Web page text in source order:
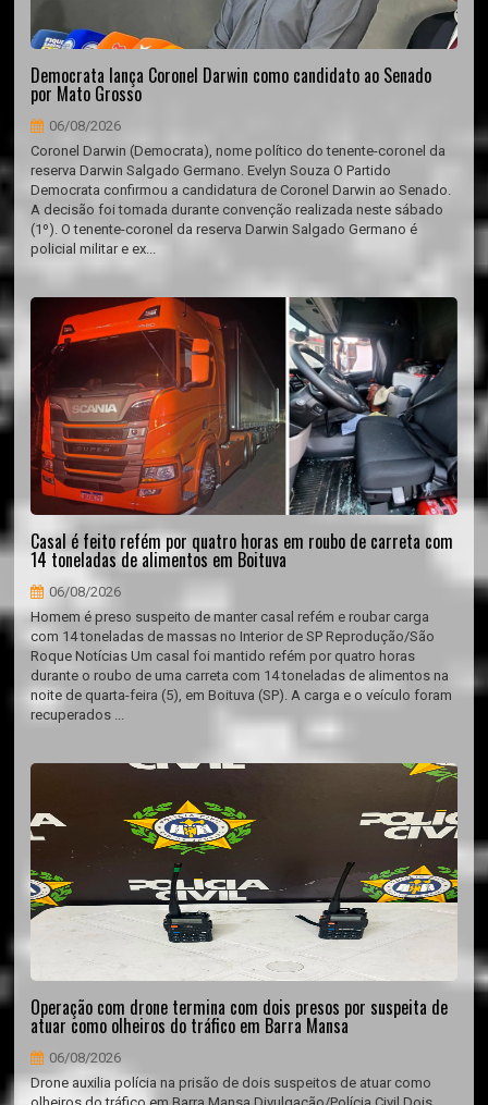
Democrata lança Coronel Darwin como candidato ao Senado
por Mato Grosso
06/08/2026
Coronel Darwin (Democrata), nome político do tenente-coronel da
reserva Darwin Salgado Germano. Evelyn Souza O Partido
Democrata confirmou a candidatura de Coronel Darwin ao Senado.
A decisão foi tomada durante convenção realizada neste sábado
(1º). O tenente-coronel da reserva Darwin Salgado Germano é
policial militar e ex...
Casal é feito refém por quatro horas em roubo de carreta com
14 toneladas de alimentos em Boituva
06/08/2026
Homem é preso suspeito de manter casal refém e roubar carga
com 14 toneladas de massas no Interior de SP Reprodução/São
Roque Notícias Um casal foi mantido refém por quatro horas
durante o roubo de uma carreta com 14 toneladas de alimentos na
noite de quarta-feira (5), em Boituva (SP). A carga e o veículo foram
recuperados ...
Operação com drone termina com dois presos por suspeita de
atuar como olheiros do tráfico em Barra Mansa
06/08/2026
Drone auxilia polícia na prisão de dois suspeitos de atuar como